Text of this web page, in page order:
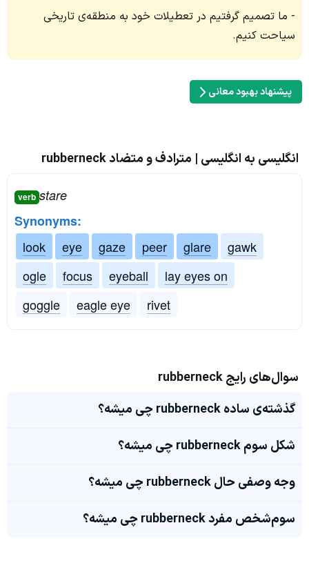
ما تصمیم گرفتیم در تعطیلات خود به منطقه‌ی تاریخی
سیاحت کنیم.
پیشنهاد بهبود معانی
انگلیسی به انگلیسی | مترادف و متضاد rubberneck
verb stare
Synonyms:
look
eye gaze peer glare
gawk
ogle
focus eyeball
lay eyes on
goggle
eagle eye rivet
سوال‌های رایج rubberneck
گذشته‌ی ساده rubberneck چی میشه؟
شکل سوم rubberneck چی میشه؟
وجه وصفی حال rubberneck چی میشه؟
سوم‌شخص مفرد rubberneck چی میشه؟